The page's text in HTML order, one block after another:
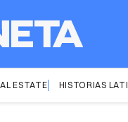
ESTATE HISTORIAS